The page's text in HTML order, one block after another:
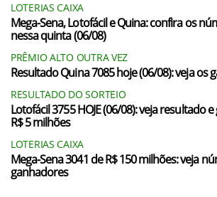
LOTERIAS CAIXA
Mega-Sena, Lotofácil e Quina: confira os
nessa quinta (06/08)
PRÊMIO ALTO OUTRA VEZ
Resultado Quina 7085 hoje (06/08): veja os
RESULTADO DO SORTEIO
Lotofácil 3755 HOJE (06/08): veja resultado
R$ 5 milhões
LOTERIAS CAIXA
Mega-Sena 3041 de R$ 150 milhões: veja
ganhadores